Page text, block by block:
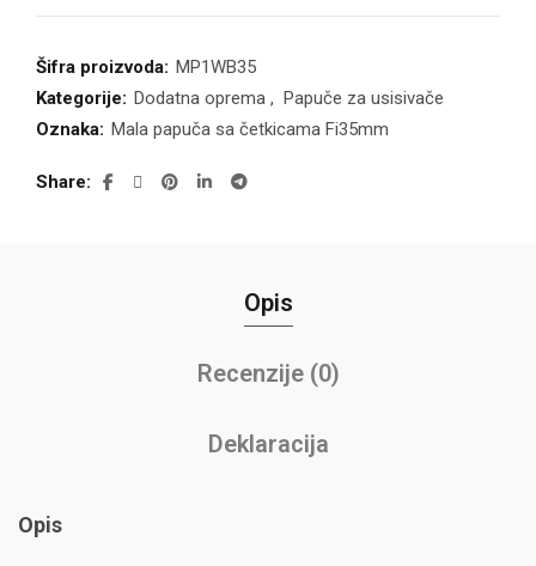
Šifra proizvoda: MP1WB35
Kategorije: Dodatna oprema ,
Papuče za usisivače
Oznaka: Mala papuča sa četkicama Fi35mm
Share
Opis
Recenzije (0)
Deklaracija
Opis